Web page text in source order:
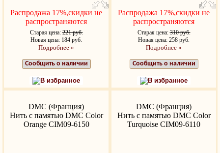
Распродажа 17%,скидки не
распространяются
Старая цена:221 руб.
Новая цена: 184 руб.
Подробнее »
Сообщить о наличии
В избранное
Распродажа 17%,скидки не
распространяются
Старая цена:310 руб.
Новая цена: 258 руб.
Подробнее »
Сообщить о наличии
В избранное
DMC (Франция)
Нить с памятью DMC Color
Orange CIM09-6150
DMC (Франция)
Нить с памятью DMC Color
Turquoise CIM09-6110